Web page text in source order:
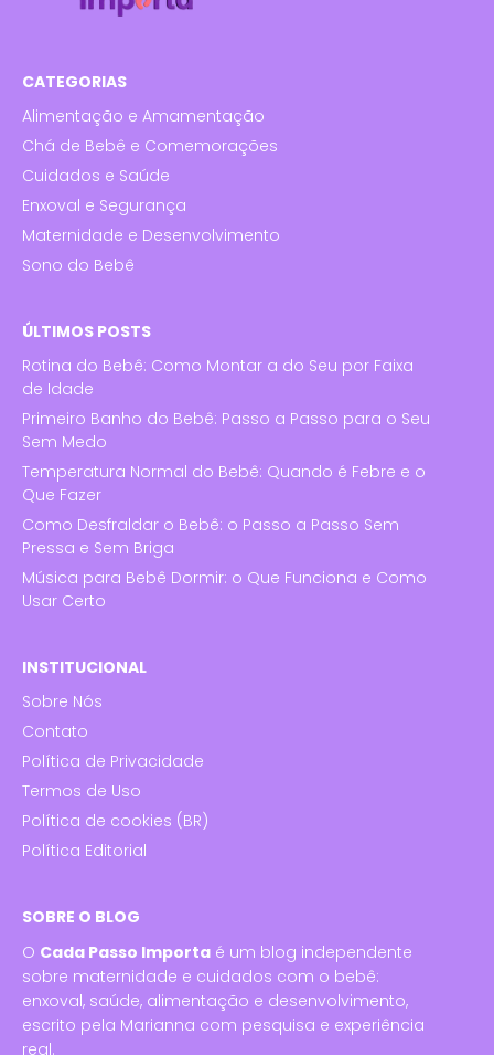
CATEGORIAS
Alimentação e Amamentação
Chá de Bebê e Comemorações
Cuidados e Saúde
Enxoval e Segurança
Maternidade e Desenvolvimento
Sono do Bebê
ÚLTIMOS POSTS
Rotina do Bebê: Como Montar a do Seu por Faixa
de Idade
Primeiro Banho do Bebê: Passo a Passo para o Seu
Sem Medo
Temperatura Normal do Bebê: Quando é Febre e o
Que Fazer
Como Desfraldar o Bebê: o Passo a Passo Sem
Pressa e Sem Briga
Música para Bebê Dormir: o Que Funciona e Como
Usar Certo
INSTITUCIONAL
Sobre Nós
Contato
Política de Privacidade
Termos de Uso
Política de cookies (BR)
Política Editorial
SOBRE O BLOG
O Cada Passo Importa é um blog independente
sobre maternidade e cuidados com o bebê:
enxoval, saúde, alimentação e desenvolvimento,
escrito pela Marianna com pesquisa e experiência
real.